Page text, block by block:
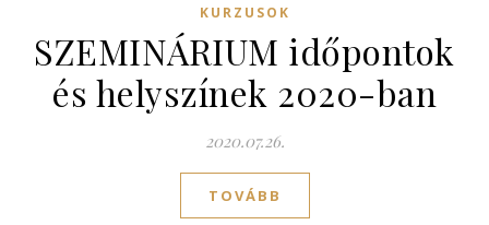
KURZUSOK
SZEMINÁRIUM időpontok
és helyszínek 2020-ban
2020.07.26.
TOVÁBB